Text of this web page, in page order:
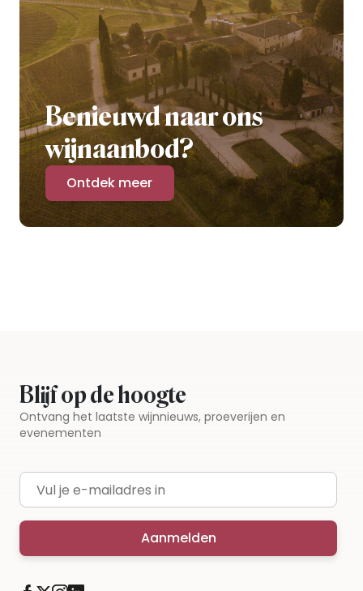
Benieuwd naar ons
wijnaanbod?
Ontdek meer
Blijf op de hoogte
Ontvang het laatste wijnnieuws, proeverijen en
evenementen
E-mailadres
Aanmelden